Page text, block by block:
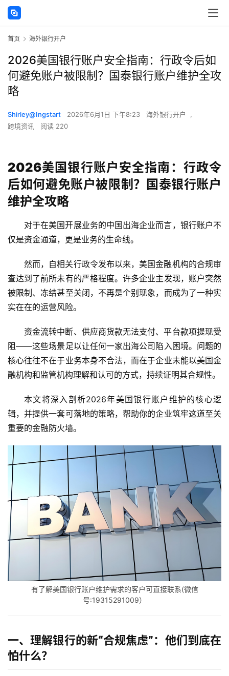
首页 海外银行开户
2026美国银行账户安全指南：行政令后如
何避免账户被限制？国泰银行账户维护全攻
略
Shirley@Ingstart 2026年6月1日 下午8:23 海外银行开户
,
跨境资讯
阅读 220
2026美国银行账户安全指南：行政令
后如何避免账户被限制？国泰银行账户
维护全攻略
对于在美国开展业务的中国出海企业而言，银行账户不
仅是资金通道，更是业务的生命线。
然而，自相关行政令发布以来，美国金融机构的合规审
查达到了前所未有的严格程度。许多企业主发现，账户突然
被限制、冻结甚至关闭，不再是个别现象，而成为了一种实
实在在的运营风险。
资金流转中断、供应商货款无法支付、平台款项提现受
阻——这些场景足以让任何一家出海公司陷入困境。问题的
核心往往不在于业务本身不合法，而在于企业未能以美国金
融机构和监管机构理解和认可的方式，持续证明其合规性。
本文将深入剖析2026年美国银行账户维护的核心逻
辑，并提供一套可落地的策略，帮助你的企业筑牢这道至关
重要的金融防火墙。
有了解美国银行账户维护需求的客户可直接联系(微信
号:19315291009）
一、理解银行的新“合规焦虑”：他们到底在
怕什么？